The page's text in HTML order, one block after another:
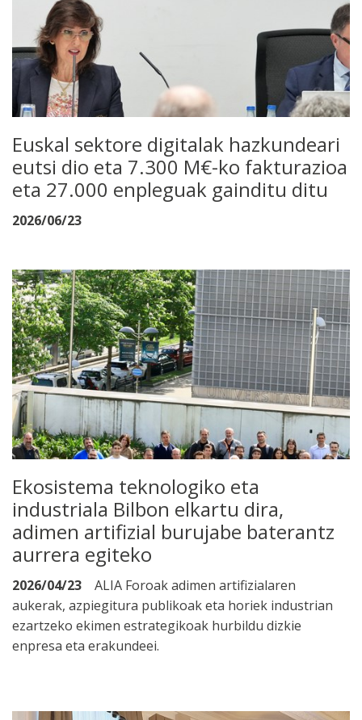
Euskal sektore digitalak hazkundeari
eutsi dio eta 7.300 M€-ko fakturazioa
eta 27.000 enpleguak gainditu ditu
2026/06/23
Ekosistema teknologiko eta
industriala Bilbon elkartu dira,
adimen artifizial burujabe baterantz
aurrera egiteko
2026/04/23
ALIA Foroak adimen artifizialaren
aukerak, azpiegitura publikoak eta horiek industrian
ezartzeko ekimen estrategikoak hurbildu dizkie
enpresa eta erakundeei.